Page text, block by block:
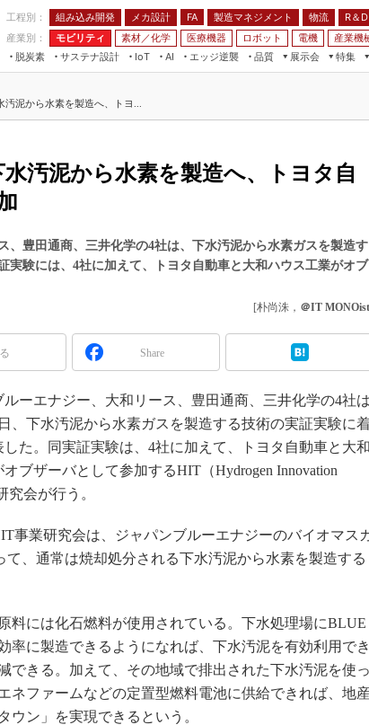
工程別： 組み込み開発 メカ設計 FA 製造マネジメント 物流 R＆D
産業別：
モビリティ 素材／化学 医療機器 ロボット 電機 産業機
脱炭素
サステナ設計
IoT
場
AI
備保全
エッジ逆襲 品質
展示会
JIMTOF
IIFES
TECHNO-FRONTIER
EdgeTech+
AUTOMOTIVE WORLD
産業オープンネット展
特集
VR／AR
フィールドサービス
組み込み画像技術
組み込みモデリング
ISO26262
3Dプリンタ
S＆OP
知財マネジメント
グローバル設計・開発
制御セキュリティ
FA
泥から水素を製造へ、トヨ...
汚泥から水素を製造へ、トヨタ自
、豊田通商、三井化学の4社は、下水汚泥から水素ガスを製造す
実験には、4社に加えて、トヨタ自動車と大和ハウス工業がオブ
[朴尚洙， ＠IT MONOist
Share
ーエナジー、大和リース、豊田通商、三井化学の4社は
、下水汚泥から水素ガスを製造する技術の実証実験に
た。同実証実験は、4社に加えて、トヨタ自動車と大和
ブザーバとして参加するHIT（Hydrogen Innovation
究会が行う。
事業研究会は、ジャパンブルーエナジーのバイオマス
、通常は焼却処分される下水汚泥から水素を製造する
料には化石燃料が使用されている。下水処理場にBLUE
率に製造できるようになれば、下水汚泥を有効利用でき
できる。加えて、その地域で排出された下水汚泥を使っ
ネファームなどの定置型燃料電池に供給できれば、地産
ウン」を実現できるという。